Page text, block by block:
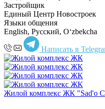
Застройщик
Единый Центр Новостроек
Языки общения
English, Русский, Oʻzbekcha
Написать в
Жилой комплекс ЖК "Sad'o